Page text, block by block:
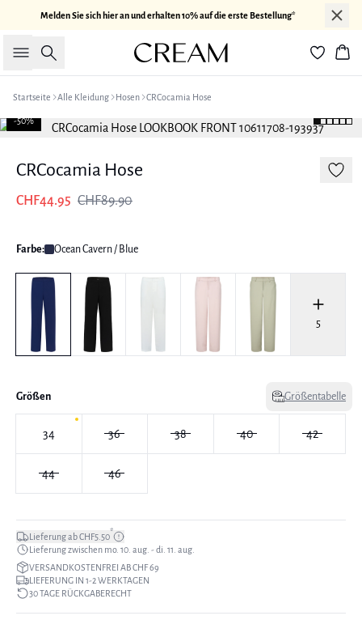
Melden Sie sich hier an und erhalten 10% auf die erste Bestellung*
Suche
Startseite Alle Kleidung Hosen CRCocamia Hose
-50%
CRCocamia Hose
CHF44.95 CHF89.90
Farbe: Ocean Cavern / Blue
5
Größen Größentabelle
34 36 38 40 42
44 46
Lieferung ab CHF5.50*
Lieferung zwischen mo. 10. aug. - di. 11. aug.
VERSANDKOSTENFREI AB CHF 69
LIEFERUNG IN 1-2 WERKTAGEN
30 TAGE RÜCKGABERECHT